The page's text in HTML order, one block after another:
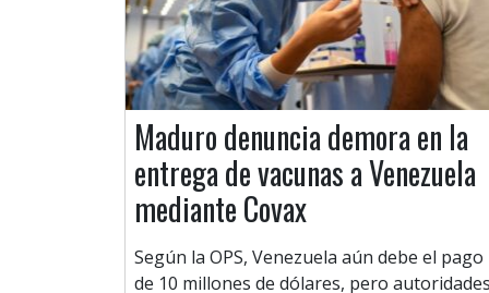
Maduro denuncia demora en la
entrega de vacunas a Venezuela
mediante Covax
Según la OPS, Venezuela aún debe el pago
de 10 millones de dólares, pero